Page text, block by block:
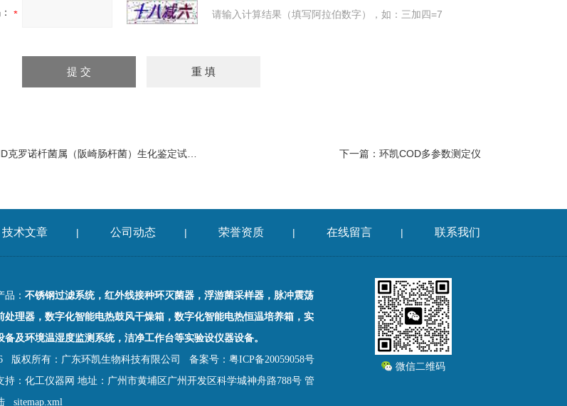
请输入计算结果（填写阿拉伯数字），如：三加四=7
克罗诺杄菌属（阪崎肠杆菌）生化鉴定试剂盒 下一篇： 环凯COD多参数测定仪
技术文章 | 公司动态 | 荣誉资质 | 在线留言 | 联系我们
品： 不锈钢过滤系统，红外线接种环灭菌器，浮游菌采样器，脉冲震荡
处理器，数字化智能电热鼓风干燥箱，数字化智能电热恒温培养箱，实
备及环境温湿度监测系统，洁净工作台等实验设仪器设备。
版权所有：广东环凯生物科技有限公司 备案号：粤ICP备20059058号
持： 化工仪器网 地址：广州市黄埔区广州开发区科学城神舟路788号 管
sitemap.xml
微信二维码